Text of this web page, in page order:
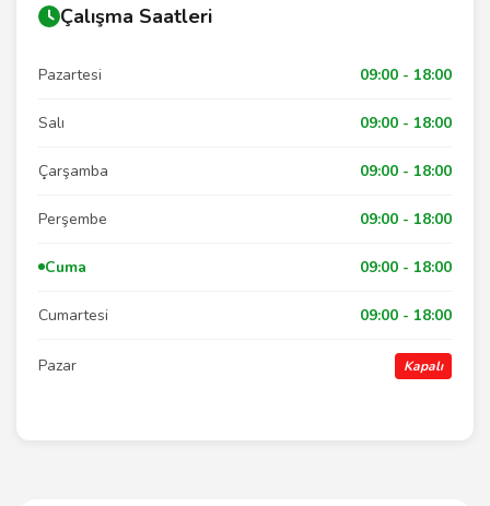
Çalışma Saatleri
Pazartesi 09:00 - 18:00
Salı 09:00 - 18:00
Çarşamba 09:00 - 18:00
Perşembe 09:00 - 18:00
Cuma 09:00 - 18:00
Cumartesi 09:00 - 18:00
Pazar Kapalı